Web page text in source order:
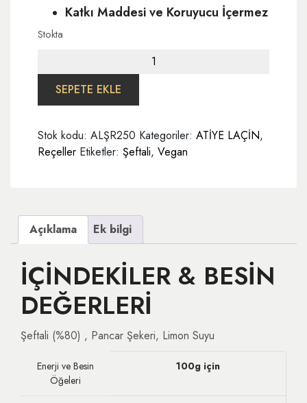
Katkı Maddesi ve Koruyucu İçermez
Stokta
Reçeli
250
gr
SEPETE EKLE
Stok kodu: ALŞR250 Kategoriler: ATİYE LAÇİN,
Reçeller Etiketler: Şeftali, Vegan
Açıklama Ek bilgi
İÇİNDEKİLER & BESİN
DEĞERLERİ
Şeftali (%80) , Pancar Şekeri, Limon Suyu
Enerji ve Besin
Öğeleri
100g için